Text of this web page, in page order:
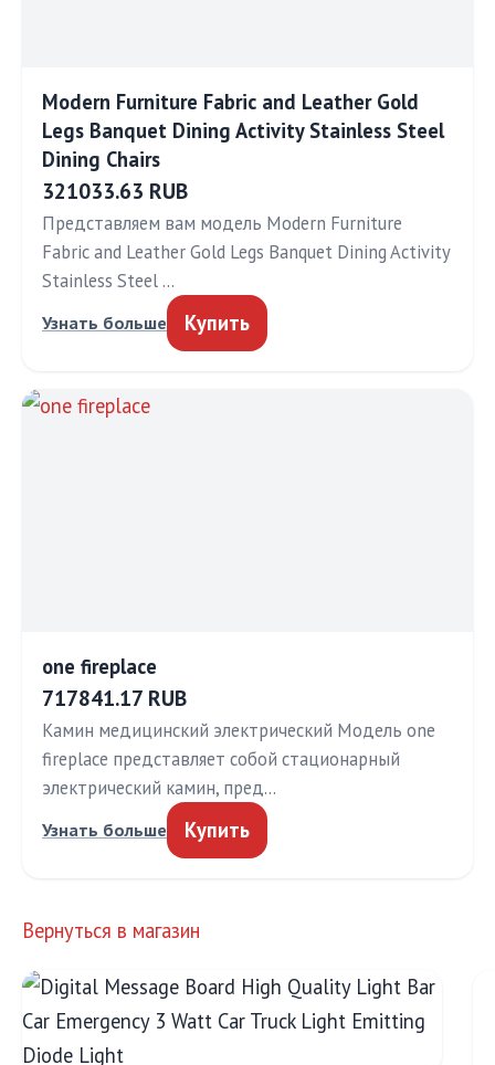
Modern Furniture Fabric and Leather Gold
Legs Banquet Dining Activity Stainless Steel
Dining Chairs
321033.63 RUB
Представляем вам модель Modern Furniture
Fabric and Leather Gold Legs Banquet Dining Activity
Stainless Steel …
Узнать больше Купить
one fireplace
717841.17 RUB
Камин медицинский электрический Модель one
fireplace представляет собой стационарный
электрический камин, пред…
Узнать больше Купить
Вернуться в магазин